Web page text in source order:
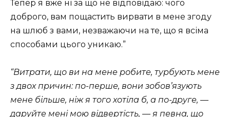
Тепер я вже ні за що не відповідаю: чого
доброго, вам пощастить вирвати в мене згоду
на шлюб з вами, незважаючи на те, що я всіма
способами цього уникаю.”
“Витрати, що ви на мене робите, турбують мене
з двох причин: по-перше, вони зобов’язують
мене більше, ніж я того хотіла б, а по-друге, —
даруйте мені мою відвертість, — я певна, що